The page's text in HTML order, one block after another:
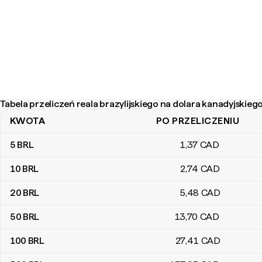
Tabela przeliczeń reala brazylijskiego na dolara
Tabela przeliczeń reala brazylijskiego na dolara kanadyjskiego
KWOTA PO PRZELICZENIU
5 BRL 1,37 CAD
10 BRL 2,74 CAD
20 BRL 5,48 CAD
50 BRL 13,70 CAD
100 BRL 27,41 CAD